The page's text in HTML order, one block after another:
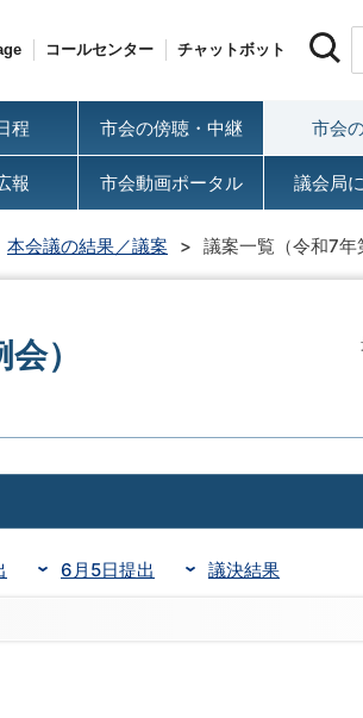
コールセンター チャットボット
程 市会の傍聴・中継 市会
報 市会動画ポータル 議会局
本会議の結果／議案 議案一覧（令和7年
）
6月5日提出 議決結果